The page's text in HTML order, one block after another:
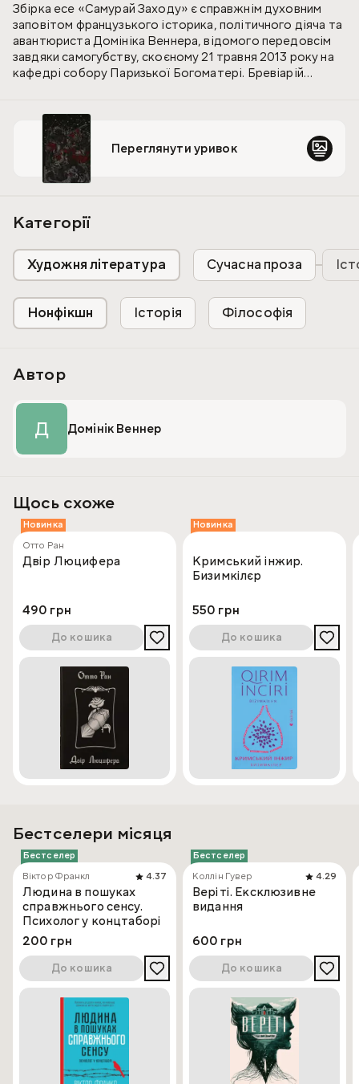
Збірка есе «Самурай Заходу» є справжнім духовним
заповітом французького історика, політичного діяча та
авантюриста Домініка Веннера, відомого передовсім
завдяки самогубству, скоєному 21 травня 2013 року на
кафедрі собору Паризької Богоматері. Бревіарій
важливості філософії стоїків та символічної цінності
героїчної самопожертви.
Книга призначена для європейських бунтівних сердець.
Переглянути уривок
Категорії
Художня література Сучасна проза
Нонфікшн Історія Філософія
Автор
Д Домінік Веннер
Щось схоже
Новинка
Отто Ран
Двір Люцифера
490 грн
До кошика
Новинка
Кримський інжир.
Бизимкілєр
550 грн
До кошика
Бестселери місяця
Бестселер
Віктор Франкл
4.37
Людина в пошуках
справжнього сенсу.
Психолог у концтаборі
200 грн
До кошика
Бестселер
Коллін Гувер
4.29
Веріті. Ексклюзивне
видання
600 грн
До кошика